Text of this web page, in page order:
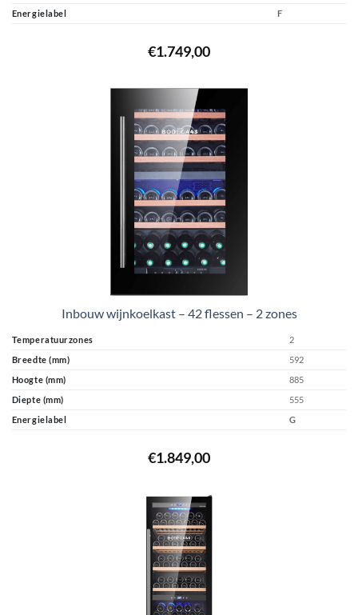
Energielabel
F
€1.749,00
Inbouw wijnkoelkast – 42 flessen – 2 zones
Temperatuurzones
2
Breedte (mm)
592
Hoogte (mm)
885
Diepte (mm)
555
Energielabel
G
€1.849,00